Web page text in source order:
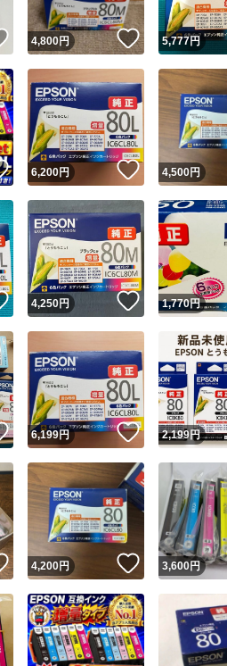
ユー
Yahoo!フリマが定めた一定の基準を満
安心取引出品者
安心取引出品者 Yahoo!フリ
取引実績
取引実績◯+ このユーザ
他フリマ実績◯+ このユーザー
スピード&安心発送
※このバッジは実績に基づく表示であり、発
スピード＆安心発送
このユーザー
ます
スピード発送 このユーザー
安心発送 このユーザ
この商品
商品画像の 無断転載は禁止さ
1商品につき1回です
いいね！
4,800円 いいね！
5,777円
いいね！
6,200円 いいね！
4,500円
いいね！
4,250円 いいね！
1,770円
いいね！
6,199円 いいね！
2,199円
いいね！
4,200円 いいね！
3,600円